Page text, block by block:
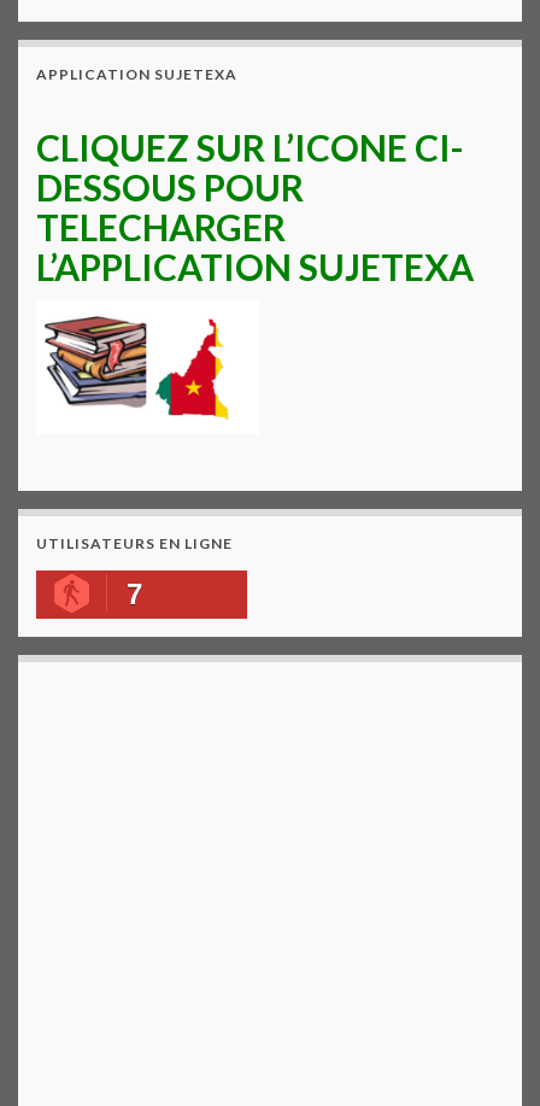
APPLICATION SUJETEXA
CLIQUEZ SUR L’ICONE CI-
DESSOUS POUR
TELECHARGER
L’APPLICATION SUJETEXA
UTILISATEURS EN LIGNE
7